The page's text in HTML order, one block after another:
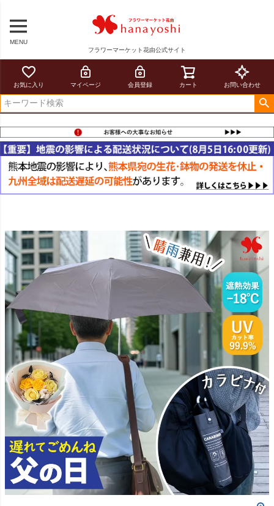
MENU
フラワーマーケット花由公式サイト
お気に入り マイページ 会員登録 カート お問い合わせ